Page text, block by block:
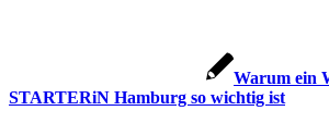
Warum ein
STARTERiN Hamburg so wichtig ist